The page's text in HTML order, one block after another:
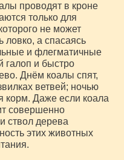
проводят в кроне
только для
не может
ловко, а спасаясь
и флегматичные
галоп и быстро
Днём коалы спят,
ветвей; ночью
корм. Даже если коала
совершенно
ствол дерева
этих животных